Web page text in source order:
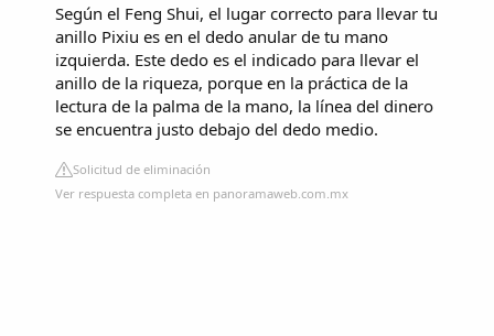
Según el Feng Shui, el lugar correcto para llevar tu
anillo Pixiu es en el dedo anular de tu mano
izquierda. Este dedo es el indicado para llevar el
anillo de la riqueza, porque en la práctica de la
lectura de la palma de la mano, la línea del dinero
se encuentra justo debajo del dedo medio.
Solicitud de eliminación
Ver respuesta completa en panoramaweb.com.mx